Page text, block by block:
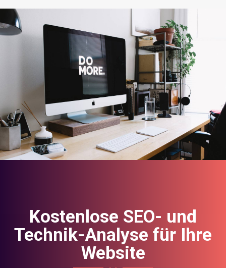
Kostenlose SEO- und
Technik-Analyse für Ihre
Website